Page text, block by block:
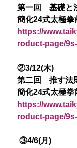
第一回 基礎と
簡化24式太極拳
https://
roduct-page/
②3/12(木)
第二回 推す法
簡化24式太極拳
https://
roduct-page/
③4/6(月)